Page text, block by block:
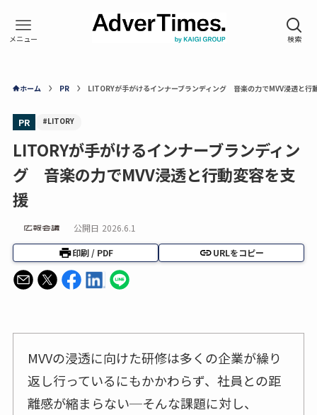
ホーム PR LITORYが手がけるインナーブランディング 音楽の力でMVV浸透と行
PR #LITORY
LITORYが手がけるインナーブランディン
グ 音楽の力でMVV浸透と行動変容を支
援
公開日 2026.6.1
印刷 / PDF URLをコピー
MVVの浸透に向けた研修は多くの企業が繰り
返し行っているにもかかわらず、社員との距
離感が縮まらない─そんな課題に対し、